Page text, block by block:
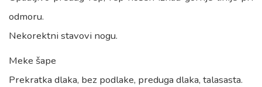
odmoru.
Nekorektni stavovi nogu.
Meke šape
Prekratka dlaka, bez podlake, preduga dlaka, talasasta.